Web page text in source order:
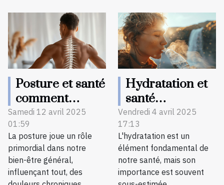
Posture et santé
comment
corriger votre
posture pour
éviter les
douleurs et
améliorer votre
Samedi 12 avril 2025
01:59
La posture joue un rôle
primordial dans notre
bien-être général,
influençant tout, des
Hydratation et
santé
découvrez
l'impact de l'eau
sur votre bien-
être physique
Vendredi 4 avril 2025
17:13
L'hydratation est un
élément fondamental de
notre santé, mais son
importance est souvent